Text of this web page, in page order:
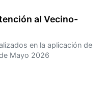
al Vecino-
en la aplicación de
Mayo 2026